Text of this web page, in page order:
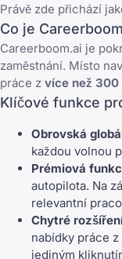
Právě zde přichází
Co je
Careerboom.ai je
zaměstnání. Místo
práce z více než 300
Klíčové funkce
Obrovská
každou volnou
Prémiová
autopilota. Na
relevantní
Chytré
nabídky práce
jediným